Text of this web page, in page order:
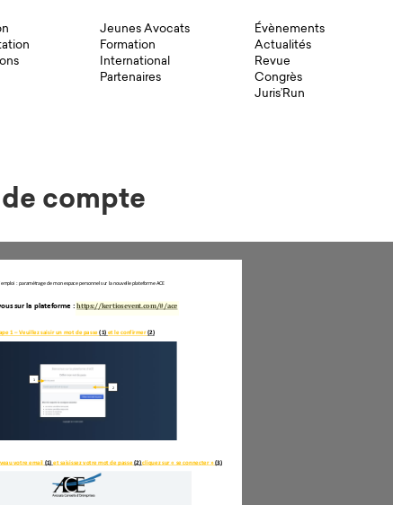
Jeunes Avocats
Formation
International
Partenaires
Évènements
Actualités
Revue
Congrès
Juris’Run
compte
https://kertiosevent.com/#/ace